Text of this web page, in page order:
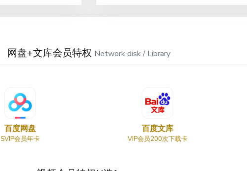
网盘+文库会员特权 Network disk / Library
百度网盘
SVIP会员年卡
百度文库
VIP会员200次下载卡